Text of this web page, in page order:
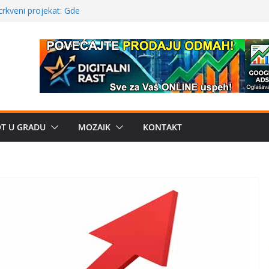
projekat: Gde
i sekularne
traženije Španija,
mira dočekao
U GRADU MOZAIK KONTAKT